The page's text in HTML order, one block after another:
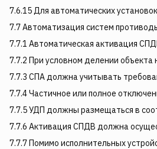
7.6.15 Для автоматических
7.7 Автоматизация систем
7.7.1 Автоматическая активация
7.7.2 При условном делении
7.7.3 СПА должна учитывать
7.7.4 Частичное или полное
7.7.5 УДП должны размещаться в
7.7.6 Активация СПДВ должна
7.7.7 Помимо исполнительных